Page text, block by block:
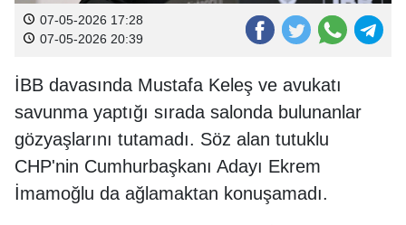
07-05-2026 17:28
07-05-2026 20:39
İBB davasında Mustafa Keleş ve avukatı
savunma yaptığı sırada salonda bulunanlar
gözyaşlarını tutamadı. Söz alan tutuklu
CHP'nin Cumhurbaşkanı Adayı Ekrem
İmamoğlu da ağlamaktan konuşamadı.